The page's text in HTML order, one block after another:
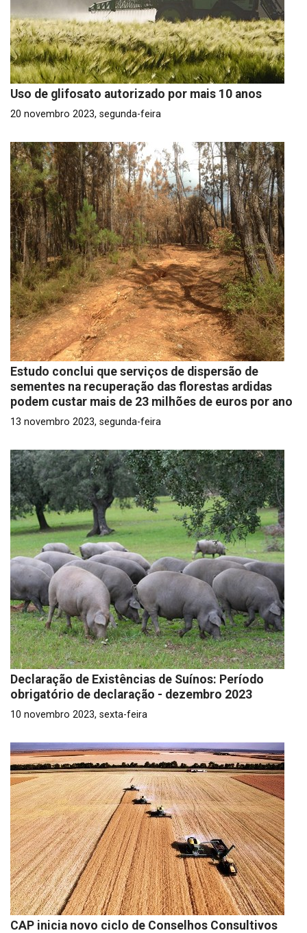
Uso de glifosato autorizado por mais 10 anos
20 novembro 2023, segunda-feira
Estudo conclui que serviços de dispersão de
sementes na recuperação das florestas ardidas
podem custar mais de 23 milhões de euros por ano
13 novembro 2023, segunda-feira
Declaração de Existências de Suínos: Período
obrigatório de declaração - dezembro 2023
10 novembro 2023, sexta-feira
CAP inicia novo ciclo de Conselhos Consultivos